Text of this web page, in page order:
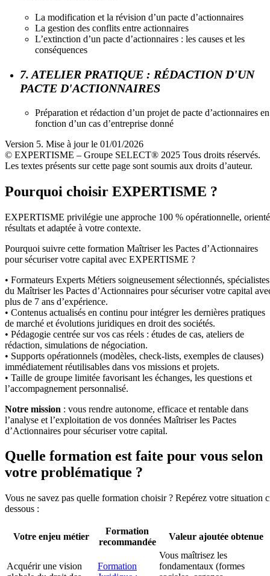
La modification et la révision d’un pacte d’actionnaires
La gestion des conflits entre actionnaires
L’extinction d’un pacte d’actionnaires : les causes et les
conséquences
7. ATELIER PRATIQUE : RÉDACTION D'UN
PACTE D'ACTIONNAIRES
Préparation et rédaction d’un projet de pacte d’actionnaires en
fonction d’un cas d’entreprise donné
Version 5. Mise à jour le 01/01/2026
© EXPERTISME – Groupe SELECT® 2025 Tous droits réservés.
Les textes présents sur cette page sont soumis aux droits d’auteur.
Pourquoi choisir EXPERTISME ?
EXPERTISME privilégie une approche 100 % opérationnelle,
résultats et adaptée à votre contexte.
Pourquoi suivre cette formation Maîtriser les Pactes d’Actionnaires
pour sécuriser votre capital avec EXPERTISME ?
• Formateurs Experts Métiers soigneusement sélectionnés, spécialistes
du Maîtriser les Pactes d’Actionnaires pour sécuriser votre capital
plus de 7 ans d’expérience.
• Contenus actualisés en continu pour intégrer les dernières pratiques
de marché et évolutions juridiques en droit des sociétés.
• Pédagogie centrée sur vos cas réels : études de cas, ateliers de
rédaction, simulations de négociation.
• Supports opérationnels (modèles, check-lists, exemples de clauses)
immédiatement réutilisables dans vos missions et projets.
• Taille de groupe limitée favorisant les échanges, les questions et
l’accompagnement personnalisé.
Notre mission : vous rendre autonome, efficace et rentable dans
l’analyse et l’exploitation de vos données Maîtriser les Pactes
d’Actionnaires pour sécuriser votre capital.
Quelle formation est faite pour vous selon
votre problématique ?
Vous ne savez pas quelle formation choisir ? Repérez votre situation
dessous :
Votre enjeu métier
Formation
recommandée
Valeur ajoutée obtenue
Acquérir une vision
Formation
Vous maîtrisez les
fondamentaux (formes